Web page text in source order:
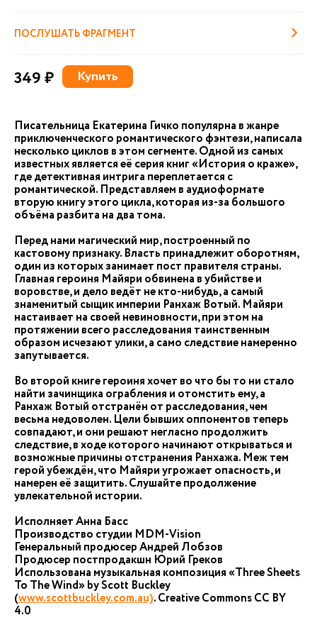
ПОСЛУШАТЬ ФРАГМЕНТ
349 ₽ Купить
Писательница Екатерина Гичко популярна в жанре
приключенческого романтического фэнтези, написала
несколько циклов в этом сегменте. Одной из самых
известных является её серия книг «История о краже»,
где детективная интрига переплетается с
романтической. Представляем в аудиоформате
вторую книгу этого цикла, которая из-за большого
объёма разбита на два тома.
Перед нами магический мир, построенный по
кастовому признаку. Власть принадлежит оборотням,
один из которых занимает пост правителя страны.
Главная героиня Майяри обвинена в убийстве и
воровстве, и дело ведёт не кто-нибудь, а самый
знаменитый сыщик империи Ранхаж Вотый. Майяри
настаивает на своей невиновности, при этом на
протяжении всего расследования таинственным
образом исчезают улики, а само следствие намеренно
запутывается.
Во второй книге героиня хочет во что бы то ни стало
найти зачинщика ограбления и отомстить ему, а
Ранхаж Вотый отстранён от расследования, чем
весьма недоволен. Цели бывших оппонентов теперь
совпадают, и они решают негласно продолжить
следствие, в ходе которого начинают открываться и
возможные причины отстранения Ранхажа. Меж тем
герой убеждён, что Майяри угрожает опасность, и
намерен её защитить. Слушайте продолжение
увлекательной истории.
Исполняет Анна Басс
Производство студии MDM-Vision
Генеральный продюсер Андрей Лобзов
Продюсер постпродакшн Юрий Греков
Использована музыкальная композиция «Three Sheets
To The Wind» by Scott Buckley
(www.scottbuckley.com.au). Creative Commons CC BY
4.0